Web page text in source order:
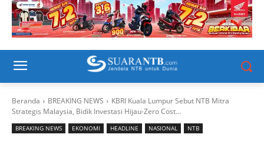
Beranda BREAKING NEWS
KBRI Kuala Lumpur Sebut NTB Mitra
Strategis Malaysia, Bidik Investasi Hijau-Zero Cost...
BREAKING NEWS EKONOMI HEADLINE NASIONAL NTB